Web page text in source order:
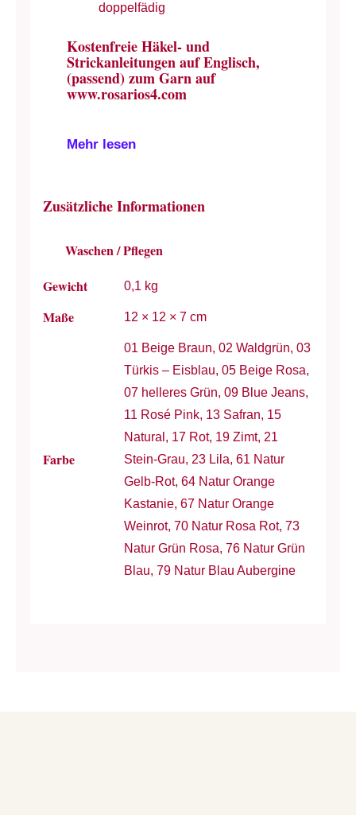
doppelfädig
Kostenfreie Häkel- und
Strickanleitungen auf Englisch,
(passend) zum Garn auf
www.rosarios4.com
Mehr lesen
Zusätzliche Informationen
Waschen / Pflegen
Gewicht
0,1 kg
Maße 12 × 12 × 7 cm
Farbe
01 Beige Braun, 02 Waldgrün, 03
Türkis – Eisblau, 05 Beige Rosa,
07 helleres Grün, 09 Blue Jeans,
11 Rosé Pink, 13 Safran, 15
Natural, 17 Rot, 19 Zimt, 21
Stein-Grau, 23 Lila, 61 Natur
Gelb-Rot, 64 Natur Orange
Kastanie, 67 Natur Orange
Weinrot, 70 Natur Rosa Rot, 73
Natur Grün Rosa, 76 Natur Grün
Blau, 79 Natur Blau Aubergine